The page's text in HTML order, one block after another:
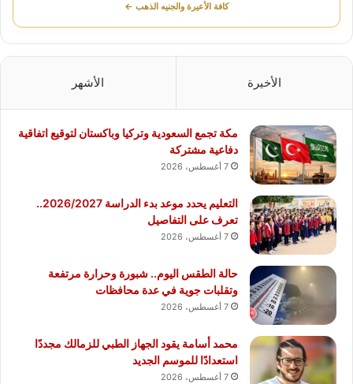
كافة الأعيرة والجنيه الذهب ←
الأخيرة الأشهر
مكة تجمع السعودية وتركيا وباكستان لتوقيع اتفاقية
دفاعية مشتركة
7 أغسطس، 2026
التعليم يحدد موعد بدء الدراسة 2026/2027..
تعرف على التفاصيل
7 أغسطس، 2026
حالة الطقس اليوم.. شبورة وحرارة مرتفعة
وتقلبات جوية في عدة محافظات
7 أغسطس، 2026
محمد أسامة يقود الجهاز الطبي للزمالك مجددًا
استعدادًا للموسم الجديد
7 أغسطس، 2026